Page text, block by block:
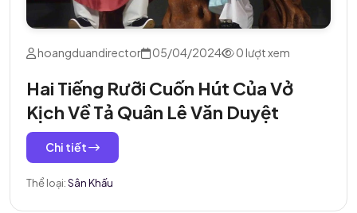
hoangduandirector 05/04/2024 0 lượt xem
Hai Tiếng Rưỡi Cuốn Hút Của Vở
Kịch Về Tả Quân Lê Văn Duyệt
Chi tiết
Thể loại:Sân Khấu